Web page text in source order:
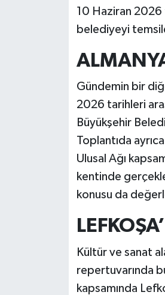
10 Haziran 2026
belediyeyi
Gündemin bir
2026 tarihleri
Büyükşehir
Toplantıda
Ulusal Ağı
kentinde
konusu da
Kültür ve sanat
repertuvarında
kapsamında